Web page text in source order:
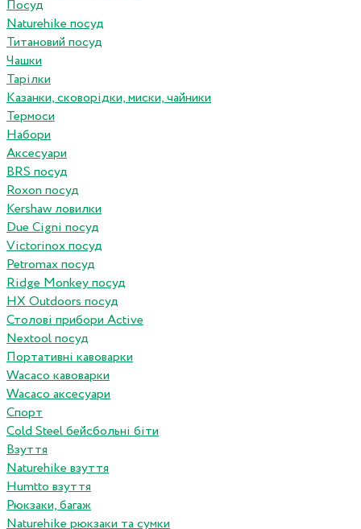
Посуд
Naturehike посуд
Титановий посуд
Чашки
Тарілки
Казанки, сковорідки, миски, чайники
Термоси
Набори
Аксесуари
BRS посуд
Roxon посуд
Kershaw ловилки
Due Cigni посуд
Victorinox посуд
Petromax посуд
Ridge Monkey посуд
HX Outdoors посуд
Столові прибори Active
Nextool посуд
Портативні кавоварки
Wacaco кавоварки
Wacaco аксесуари
Спорт
Cold Steel бейсбольні біти
Взуття
Naturehike взуття
Humtto взуття
Рюкзаки, багаж
Naturehike рюкзаки та сумки